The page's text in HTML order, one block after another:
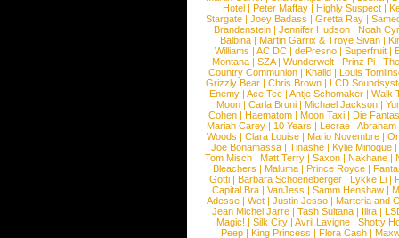
Hotel | Peter Maffay | Highly Suspect |
Stargate |Joey Badass |Gretta Ray |
Brandenstein |Jennifer Hudson |Noah
Balbina | Martin Garrix & Troye Sivan |
Williams |AC DC |dePresno |Superfruit |
Montana |SZA|Wunderwelt |Prinz Pi |
Country Communion | Khalid | Louis
Grizzly Bear | Chris Brown | LCD
Enemy | Ace Tee | Antje Schomaker | Walk
Moon |Carla Bruni |Michael Jackson |
Cohen |Haematom |Moon Taxi |Die
Mariah Carey | 10 Years | Lecrae | Abraham
Woods |Clara Louise |Mario Novembre |
Joe Bonamassa | Tinashe | Kylie Minogue |
Tom Misch |Matt Terry |Saxon |Nakhane |
Bleachers | Maluma | Prince Royce |
Gotti |Barbara Schoeneberger |Lykke Li |
Capital Bra |VanJess |Samm Henshaw |
Adesse |Wet |Justin Jesso |Marteria and
Jean Michel Jarre |Tash Sultana | Ilira |
Magic! | Silk City | Avril Lavigne | Shotty
Peep |King Princess |Flora Cash |